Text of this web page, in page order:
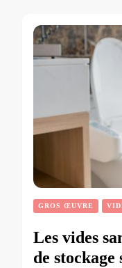
GROS ŒUVRE
Les vides
de